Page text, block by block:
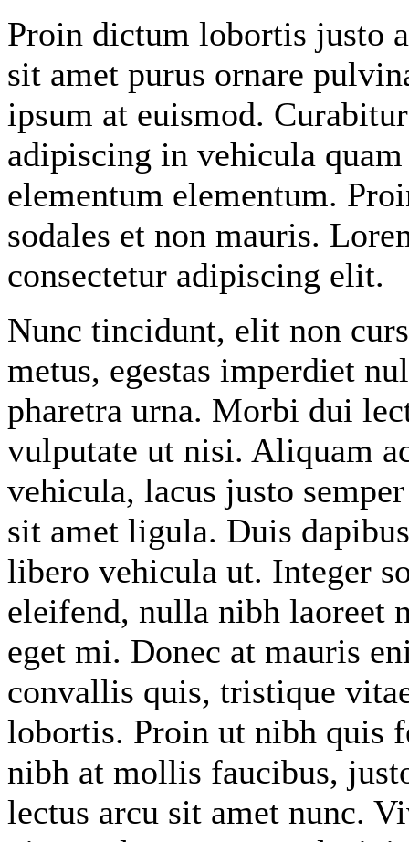
Proin dictum lobortis justo
sit amet purus ornare
ipsum at euismod.
adipiscing in vehicula
elementum elementum.
sodales et non mauris.
consectetur adipiscing elit.
Nunc tincidunt, elit non
metus, egestas imperdiet
pharetra urna. Morbi dui
vulputate ut nisi. Aliquam
vehicula, lacus justo
sit amet ligula. Duis
libero vehicula ut. Integer
eleifend, nulla nibh laoreet
eget mi. Donec at mauris
convallis quis, tristique
lobortis. Proin ut nibh quis
nibh at mollis faucibus,
lectus arcu sit amet nunc.